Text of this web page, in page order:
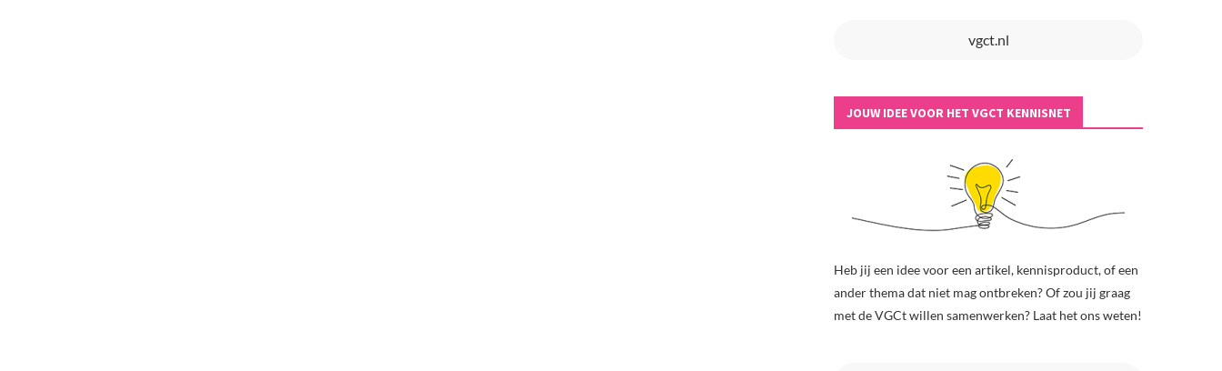
vgct.nl
JOUW IDEE VOOR HET VGCT KENNISNET
Heb jij een idee voor een artikel, kennisproduct, of een
ander thema dat niet mag ontbreken? Of zou jij graag
met de VGCt willen samenwerken? Laat het ons weten!